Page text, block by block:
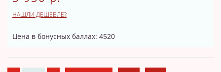
НАШЛИ ДЕШЕВЛЕ?
Цена в бонусных баллах: 4520